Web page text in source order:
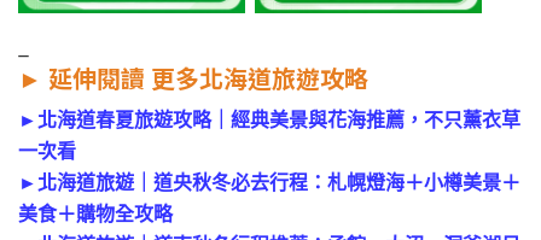
► 延伸閱讀 更多北海道旅遊攻略
► 北海道春夏旅遊攻略｜經典美景與花海推薦，不只薰衣草
一次看
► 北海道旅遊｜道央秋冬必去行程：札幌燈海＋小樽美景＋
美食＋購物全攻略